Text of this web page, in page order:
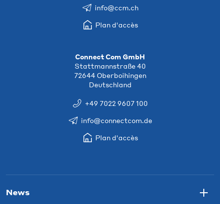
info@ccm.ch
Plan d'accès
Connect Com GmbH
Stattmannstraße 40
72644 Oberboihingen
Deutschland
+49 7022 9607 100
info@connectcom.de
Plan d'accès
News